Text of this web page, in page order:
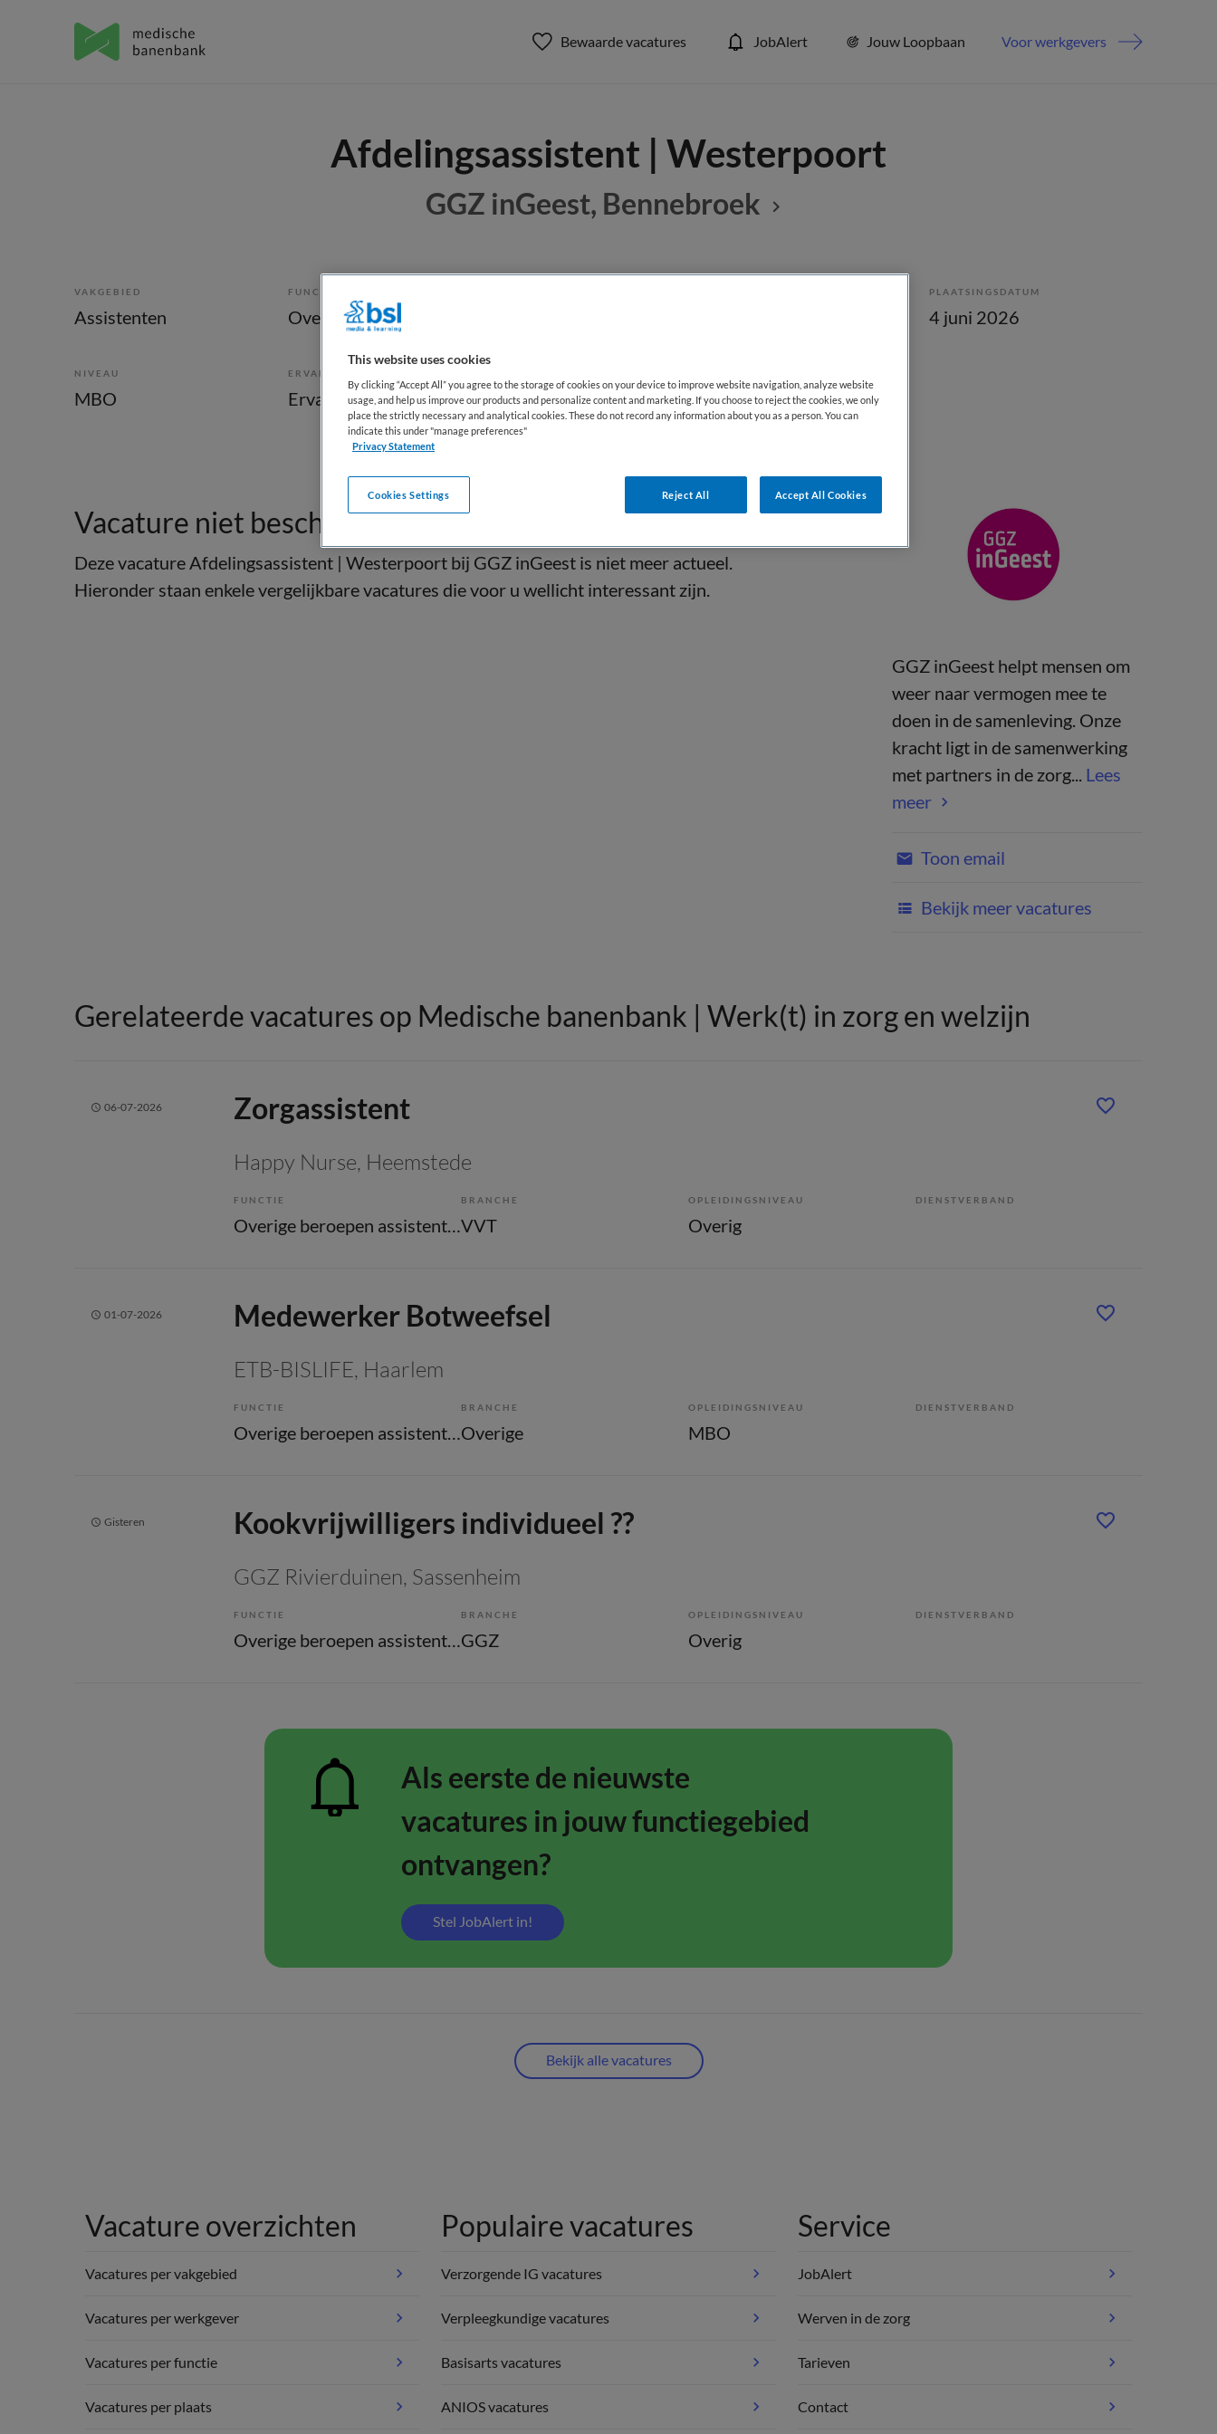
Bewaarde vacatures JobAlert Jouw Loopbaan Voor werkgevers
Afdelingsassistent | Westerpoort
GGZ inGeest, Bennebroek
VAKGEBIED
Assistenten
FUNCTIE PLAATSINGSDATUM
4 juni 2026
NIVEAU
MBO
ERVARING
Ervaren Niet nader bepaald
Vacature niet beschikbaar
Deze vacature Afdelingsassistent | Westerpoort bij GGZ inGeest is niet meer actueel.
Hieronder staan enkele vergelijkbare vacatures die voor u wellicht interessant zijn.
GGZ inGeest helpt mensen om
weer naar vermogen mee te
doen in de samenleving. Onze
kracht ligt in de samenwerking
met partners in de zorg... Lees
meer
Toon email
Bekijk meer vacatures
Gerelateerde vacatures op Medische banenbank | Werk(t) in zorg en welzijn
06-07-2026 Zorgassistent
Happy Nurse, Heemstede
FUNCTIE BRANCHE
VVT
OPLEIDINGSNIVEAU
Overig
DIENSTVERBAND
01-07-2026 Medewerker Botweefsel
ETB-BISLIFE, Haarlem
FUNCTIE BRANCHE
Overige
OPLEIDINGSNIVEAU
MBO
DIENSTVERBAND
Gisteren Kookvrijwilligers individueel ??
GGZ Rivierduinen, Sassenheim
FUNCTIE BRANCHE
GGZ
OPLEIDINGSNIVEAU
Overig
DIENSTVERBAND
Als eerste de nieuwste
vacatures in jouw functiegebied
ontvangen?
Stel JobAlert in!
Bekijk alle vacatures
Vacature overzichten
Vacatures per vakgebied
Vacatures per werkgever
Vacatures per functie
Vacatures per plaats
Populaire vacatures
Verzorgende IG vacatures
Verpleegkundige vacatures
Basisarts vacatures
ANIOS vacatures
Service
JobAlert
Werven in de zorg
Tarieven
Contact
This website uses cookies
By clicking “Accept All” you agree to the storage of cookies on your device to improve website navigation, analyze website
usage, and help us improve our products and personalize content and marketing. If you choose to reject the cookies, we only
place the strictly necessary and analytical cookies. These do not record any information about you as a person. You can
indicate this under "manage preferences"
Privacy Statement
Reject All Accept All Cookies
Cookies Settings